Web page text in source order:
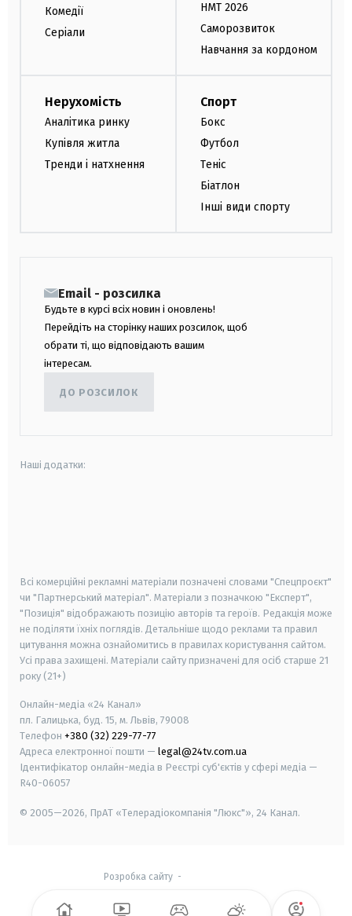
Комедії
Серіали
НМТ 2026
Саморозвиток
Навчання за кордоном
Нерухомість
Аналітика ринку
Купівля житла
Тренди і натхнення
Спорт
Бокс
Футбол
Теніс
Біатлон
Інші види спорту
Email - розсилка
Будьте в курсі всіх новин і оновлень!
Перейдіть на сторінку наших розсилок, щоб
обрати ті, що відповідають вашим
інтересам.
ДО РОЗСИЛОК
Наші додатки:
Всі комерційні рекламні матеріали позначені словами "Спецпроєкт"
чи "Партнерський матеріал". Матеріали з позначкою "Експерт",
"Позиція" відображають позицію авторів та героїв. Редакція може
не поділяти їхніх поглядів. Детальніше щодо реклами та правил
цитування можна ознайомитись в правилах користування сайтом.
Усі права захищені. Матеріали сайту призначені для осіб старше 21
року (21+)
Онлайн-медіа «24 Канал»
пл. Галицька, буд. 15, м. Львів, 79008
Телефон +380 (32) 229-77-77
Адреса електронної пошти — legal@24tv.com.ua
Ідентифікатор онлайн-медіа в Реєстрі суб'єктів у сфері медіа —
R40-06057
© 2005—2026, ПрАТ «Телерадіокомпанія "Люкс"», 24 Канал.
Розробка сайту-